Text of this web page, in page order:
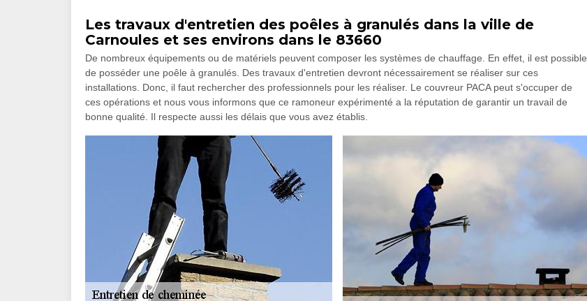
Les travaux d'entretien des poêles à granulés dans la ville de
Carnoules et ses environs dans le 83660
De nombreux équipements ou de matériels peuvent composer les systèmes de chauffage. En effet, il est possible
de posséder une poêle à granulés. Des travaux d'entretien devront nécessairement se réaliser sur ces
installations. Donc, il faut rechercher des professionnels pour les réaliser. Le couvreur PACA peut s'occuper de
ces opérations et nous vous informons que ce ramoneur expérimenté a la réputation de garantir un travail de
bonne qualité. Il respecte aussi les délais que vous avez établis.